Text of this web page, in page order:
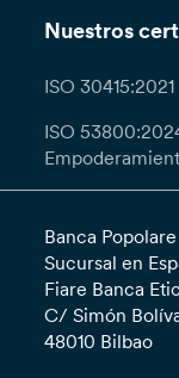
Nuestros
ISO
ISO
Banca
Sucursal en
Fiare Banca
C/ Simón
48010 Bilbao